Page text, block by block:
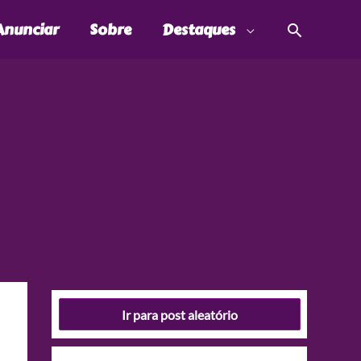
Sobre Destaques
Ir para post aleatório